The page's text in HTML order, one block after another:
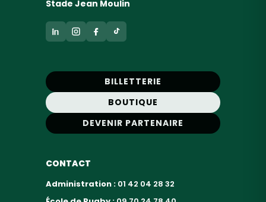
Stade Jean Moulin
BILLETTERIE
BOUTIQUE
DEVENIR PARTENAIRE
CONTACT
Administration : 01 42 04 28 32